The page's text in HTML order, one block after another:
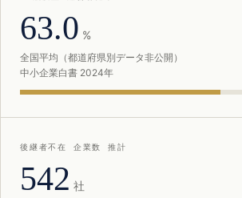
63.0 %
全国平均（都道府県別データ非公開）
中小企業白書 2024年
後継者不在 企業数 推計
542 社